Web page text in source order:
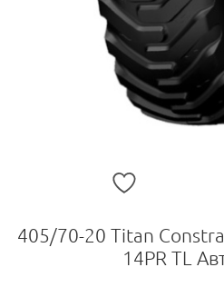
405/70-20 Titan
14PR TL